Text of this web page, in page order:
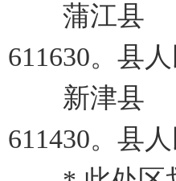
蒲江县 面
611630。县
新津县 面
611430。县